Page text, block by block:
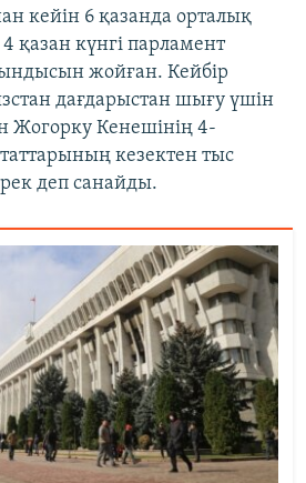
кейін 6 қазанда орталық
қазан күнгі парламент
жойған. Кейбір
дағдарыстан шығу үшін
Жогорку Кенешінің 4-
кезектен тыс
деп санайды.